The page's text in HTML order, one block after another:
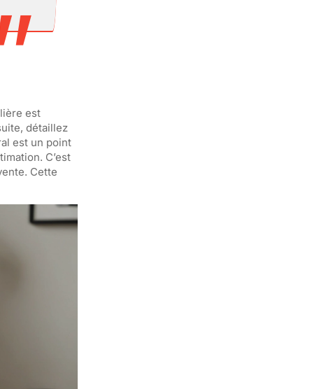
est
détaillez
est un point
C’est
Cette